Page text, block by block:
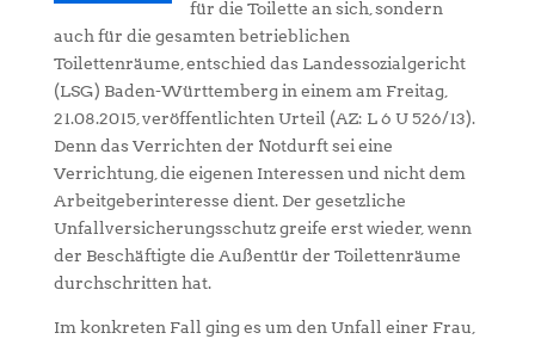
für die Toilette an sich, sondern
auch für die gesamten betrieblichen
Toilettenräume, entschied das Landessozialgericht
(LSG) Baden-Württemberg in einem am Freitag,
21.08.2015, veröffentlichten Urteil (AZ: L 6 U 526/13).
Denn das Verrichten der Notdurft sei eine
Verrichtung, die eigenen Interessen und nicht dem
Arbeitgeberinteresse dient. Der gesetzliche
Unfallversicherungsschutz greife erst wieder, wenn
der Beschäftigte die Außentür der Toilettenräume
durchschritten hat.
Im konkreten Fall ging es um den Unfall einer Frau,